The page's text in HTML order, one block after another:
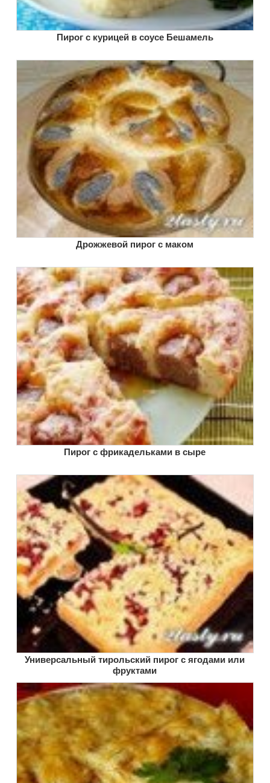
Пирог с курицей в соусе Бешамель
Дрожжевой пирог с маком
Пирог с фрикадельками в сыре
Универсальный тирольский пирог с ягодами или
фруктами